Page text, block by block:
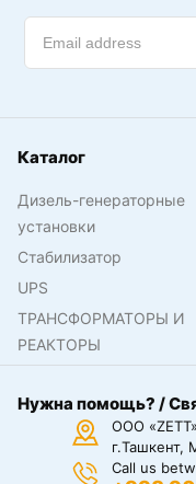
Каталог
Дизель-генераторные
установки
Стабилизатор
UPS
ТРАНСФОРМАТОРЫ И
РЕАКТОРЫ
Нужна помощь? /
ООО «ZETT»
г.Ташкент,
Call us